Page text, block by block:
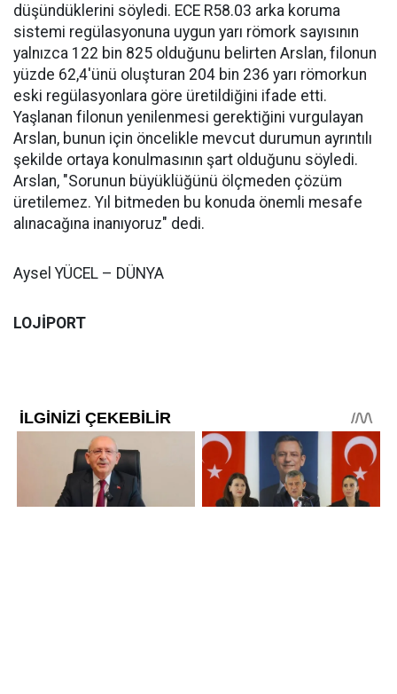
düşündüklerini söyledi. ECE R58.03 arka koruma
sistemi regülasyonuna uygun yarı römork sayısının
yalnızca 122 bin 825 olduğunu belirten Arslan, filonun
yüzde 62,4'ünü oluşturan 204 bin 236 yarı römorkun
eski regülasyonlara göre üretildiğini ifade etti.
Yaşlanan filonun yenilenmesi gerektiğini vurgulayan
Arslan, bunun için öncelikle mevcut durumun ayrıntılı
şekilde ortaya konulmasının şart olduğunu söyledi.
Arslan, "Sorunun büyüklüğünü ölçmeden çözüm
üretilemez. Yıl bitmeden bu konuda önemli mesafe
alınacağına inanıyoruz" dedi.
Aysel YÜCEL – DÜNYA
LOJİPORT